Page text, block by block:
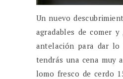
Un nuevo
agradables de comer
antelación para dar
tendrás una cena muy
lomo fresco de cerdo